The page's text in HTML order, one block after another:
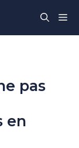
pas
en